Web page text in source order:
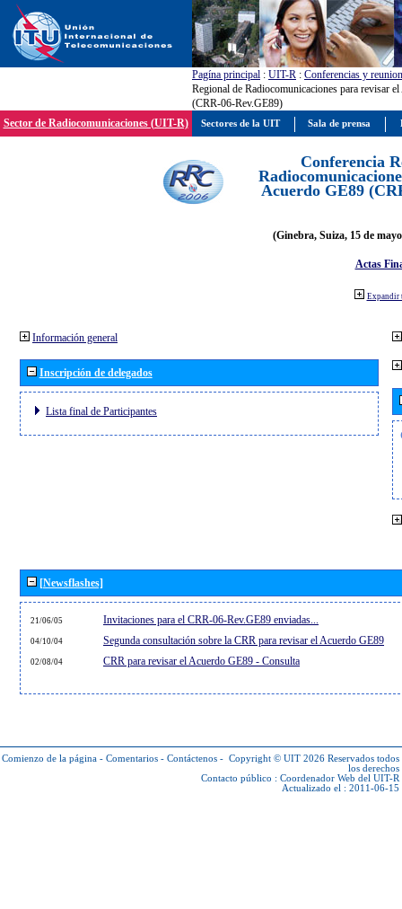
Pagína principal : UIT-R : Conferencias y
Regional de Radiocomunicaciones para revisar
(CRR-06-Rev.GE89)
Sector de Radiocomunicaciones (UIT-R)
Conferencia
Acuerdo GE89
(Ginebra, Suiza, 15 de
Actas
Expandir
Información general
Inscripción de delegados
Lista final de Participantes
[Newsflashes]
21/06/05 Invitaciones para el CRR-06-Rev.GE89 enviadas...
04/10/04 Segunda consultación sobre la CRR para revisar el Acuerdo GE89
02/08/04 CRR para revisar el Acuerdo GE89 - Consulta
Comienzo de la página - Comentarios - Contáctenos - Copyright © UIT 2026 Reservados todos
los derechos
Contacto público : Coordenador Web del UIT-R
Actualizado el : 2011-06-15
Sectores de la UIT Sala de prensa